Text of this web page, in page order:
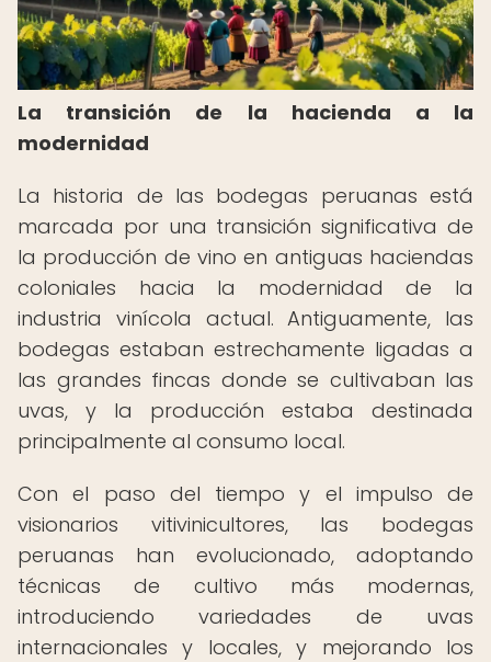
La transición de la hacienda a la
modernidad
La historia de las bodegas peruanas está
marcada por una transición significativa de
la producción de vino en antiguas haciendas
coloniales hacia la modernidad de la
industria vinícola actual. Antiguamente, las
bodegas estaban estrechamente ligadas a
las grandes fincas donde se cultivaban las
uvas, y la producción estaba destinada
principalmente al consumo local.
Con el paso del tiempo y el impulso de
visionarios vitivinicultores, las bodegas
peruanas han evolucionado, adoptando
técnicas de cultivo más modernas,
introduciendo variedades de uvas
internacionales y locales, y mejorando los